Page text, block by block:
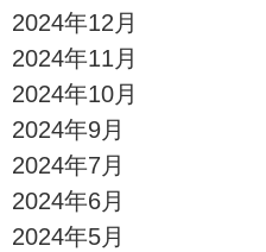
2024年12月
2024年11月
2024年10月
2024年9月
2024年7月
2024年6月
2024年5月